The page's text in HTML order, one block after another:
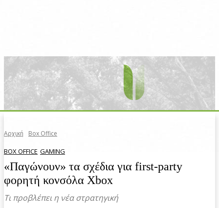
Αρχική Box Office
BOX OFFICE GAMING
«Παγώνουν» τα σχέδια για first-party
φορητή κονσόλα Xbox
Τι προβλέπει η νέα στρατηγική